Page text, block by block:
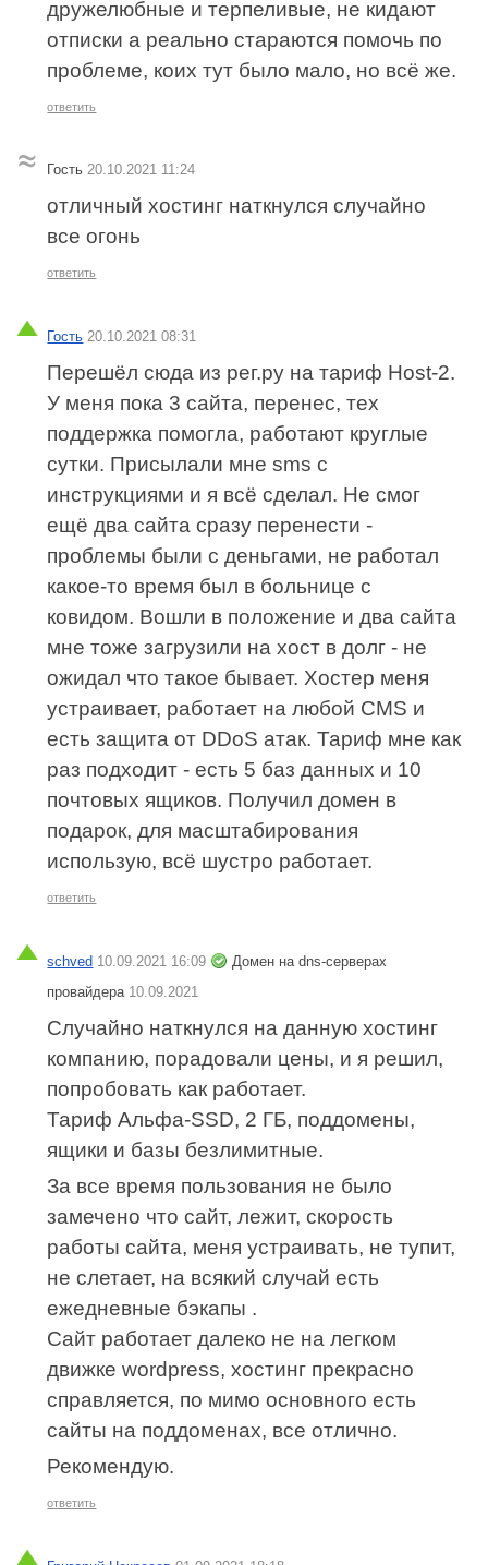
дружелюбные и терпеливые, не кидают
отписки а реально стараются помочь по
проблеме, коих тут было мало, но всё же.
ответить
Гость 20.10.2021 11:24
отличный хостинг наткнулся случайно
все огонь
ответить
Гость 20.10.2021 08:31
Перешёл сюда из рег.ру на тариф Host-2.
У меня пока 3 сайта, перенес, тех
поддержка помогла, работают круглые
сутки. Присылали мне sms с
инструкциями и я всё сделал. Не смог
ещё два сайта сразу перенести -
проблемы были с деньгами, не работал
какое-то время был в больнице с
ковидом. Вошли в положение и два сайта
мне тоже загрузили на хост в долг - не
ожидал что такое бывает. Хостер меня
устраивает, работает на любой CMS и
есть защита от DDoS атак. Тариф мне как
раз подходит - есть 5 баз данных и 10
почтовых ящиков. Получил домен в
подарок, для масштабирования
использую, всё шустро работает.
ответить
schved 10.09.2021 16:09
Домен на dns-серверах
провайдера 10.09.2021
Случайно наткнулся на данную хостинг
компанию, порадовали цены, и я решил,
попробовать как работает.
Тариф Альфа-SSD, 2 ГБ, поддомены,
ящики и базы безлимитные.
За все время пользования не было
замечено что сайт, лежит, скорость
работы сайта, меня устраивать, не тупит,
не слетает, на всякий случай есть
ежедневные бэкапы .
Сайт работает далеко не на легком
движке wordpress, хостинг прекрасно
справляется, по мимо основного есть
сайты на поддоменах, все отлично.
Рекомендую.
ответить